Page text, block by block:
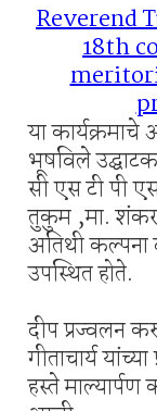
Reverend
18th
या कार्यक्रमाचे
भूषविले
सी एस टी पी
तुकुम ,मा. शंकर
अतिथी कल्पना
उपस्थित होते.
दीप प्रज्वलन
गीताचार्य
हस्ते